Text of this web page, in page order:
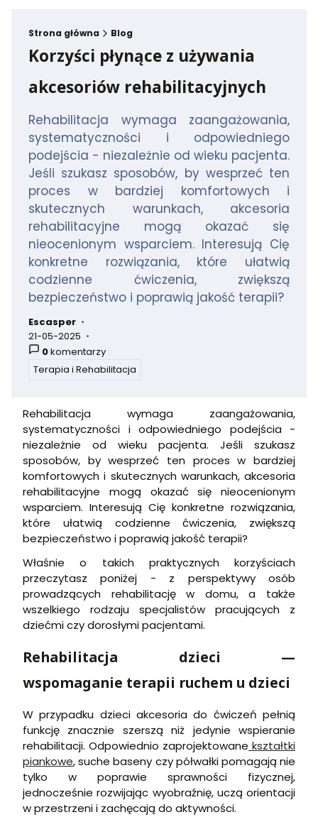
Strona główna Blog
Korzyści płynące z używania
akcesoriów rehabilitacyjnych
Rehabilitacja wymaga zaangażowania,
systematyczności i odpowiedniego
podejścia - niezależnie od wieku pacjenta.
Jeśli szukasz sposobów, by wesprzeć ten
proces w bardziej komfortowych i
skutecznych warunkach, akcesoria
rehabilitacyjne mogą okazać się
nieocenionym wsparciem. Interesują Cię
konkretne rozwiązania, które ułatwią
codzienne ćwiczenia, zwiększą
bezpieczeństwo i poprawią jakość terapii?
autor:
Escasper
dodano:
21-05-2025
0komentarzy
w kategorii
Terapia i Rehabilitacja
Rehabilitacja wymaga zaangażowania,
systematyczności i odpowiedniego podejścia -
niezależnie od wieku pacjenta. Jeśli szukasz
sposobów, by wesprzeć ten proces w bardziej
komfortowych i skutecznych warunkach, akcesoria
rehabilitacyjne mogą okazać się nieocenionym
wsparciem. Interesują Cię konkretne rozwiązania,
które ułatwią codzienne ćwiczenia, zwiększą
bezpieczeństwo i poprawią jakość terapii?
Właśnie o takich praktycznych korzyściach
przeczytasz poniżej - z perspektywy osób
prowadzących rehabilitację w domu, a także
wszelkiego rodzaju specjalistów pracujących z
dziećmi czy dorosłymi pacjentami.
Rehabilitacja dzieci —
wspomaganie terapii ruchem u dzieci
W przypadku dzieci akcesoria do ćwiczeń pełnią
funkcję znacznie szerszą niż jedynie wspieranie
rehabilitacji. Odpowiednio zaprojektowane kształtki
piankowe, suche baseny czy półwałki pomagają nie
tylko w poprawie sprawności fizycznej,
jednocześnie rozwijając wyobraźnię, uczą orientacji
w przestrzeni i zachęcają do aktywności.